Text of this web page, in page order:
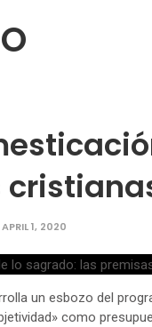
APRIL 1, 2020
un esbozo del
como